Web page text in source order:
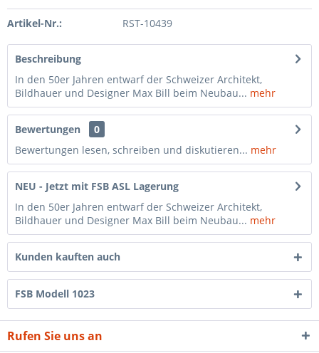
Artikel-Nr.: RST-10439
Beschreibung
In den 50er Jahren entwarf der Schweizer Architekt,
Bildhauer und Designer Max Bill beim Neubau... mehr
Bewertungen
0
Bewertungen lesen, schreiben und diskutieren... mehr
NEU - Jetzt mit FSB ASL Lagerung
In den 50er Jahren entwarf der Schweizer Architekt,
Bildhauer und Designer Max Bill beim Neubau... mehr
Kunden kauften auch
FSB Modell 1023
Rufen Sie uns an